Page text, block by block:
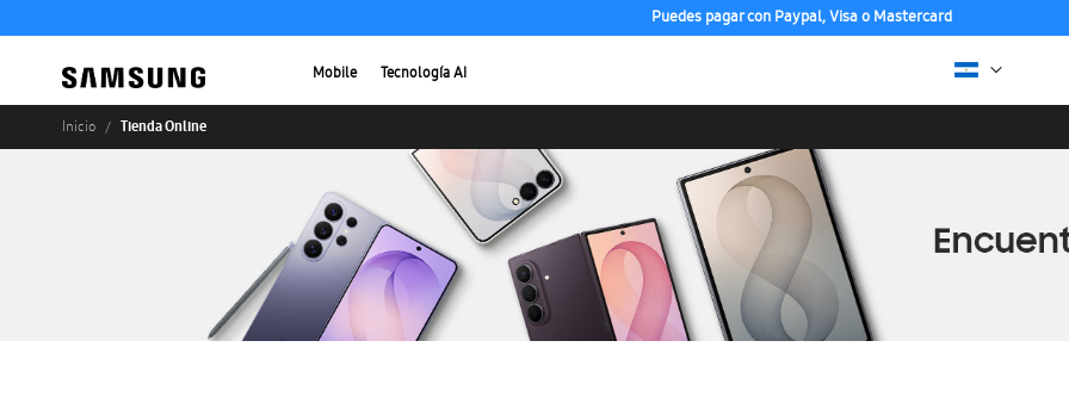
Puedes pagar con Paypal, Visa o Mastercard
Mobile Tecnología AI
Inicio Tienda Online